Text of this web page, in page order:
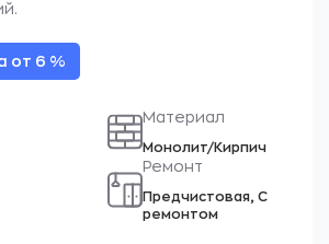
от 6 %
Материал
Монолит/Кирпич
Ремонт
Предчистовая, С
ремонтом